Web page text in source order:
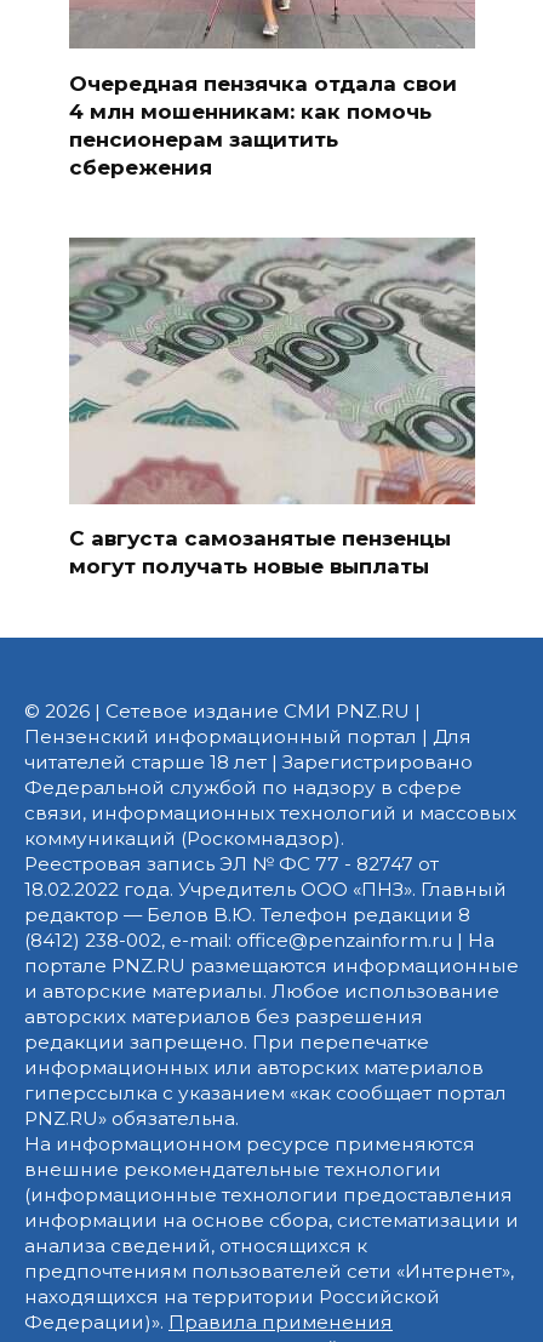
Очередная пензячка отдала свои
4 млн мошенникам: как помочь
пенсионерам защитить
сбережения
С августа самозанятые пензенцы
могут получать новые выплаты
© 2026 | Сетевое издание СМИ PNZ.RU |
Пензенский информационный портал | Для
читателей старше 18 лет | Зарегистрировано
Федеральной службой по надзору в сфере
связи, информационных технологий и массовых
коммуникаций (Роскомнадзор).
Реестровая запись ЭЛ № ФС 77 - 82747 от
18.02.2022 года. Учредитель ООО «ПНЗ». Главный
редактор — Белов В.Ю. Телефон редакции 8
(8412) 238-002, e-mail: office@penzainform.ru | На
портале PNZ.RU размещаются информационные
и авторские материалы. Любое использование
авторских материалов без разрешения
редакции запрещено. При перепечатке
информационных или авторских материалов
гиперссылка с указанием «как сообщает портал
PNZ.RU» обязательна.
На информационном ресурсе применяются
внешние рекомендательные технологии
(информационные технологии предоставления
информации на основе сбора, систематизации и
анализа сведений, относящихся к
предпочтениям пользователей сети «Интернет»,
находящихся на территории Российской
Федерации)». Правила применения